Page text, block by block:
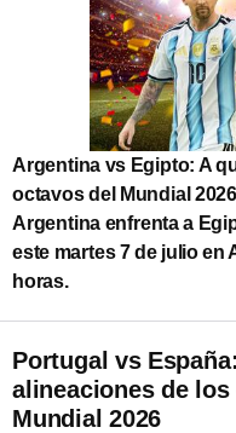
Argentina vs Egipto: A
octavos del Mundial 2026
Argentina enfrenta a
este martes 7 de julio en
horas.
Portugal vs
alineaciones de
Mundial 2026